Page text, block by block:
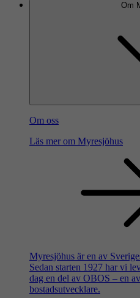
Om
Om oss
Läs mer om Myresjöhus
Myresjöhus är en av
Sedan starten 1927 har vi
dag en del av OBOS – en
bostadsutvecklare.